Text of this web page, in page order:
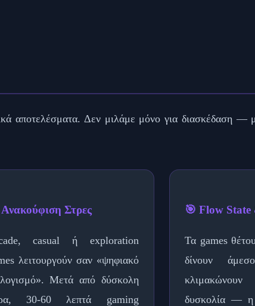
αποτελέσματα. Δεν μιλάμε μόνο για διασκέδαση —
Στρες
casual ή exploration
λειτουργούν σαν «ψηφιακό
Μετά από δύσκολη
30-60 λεπτά gaming
🎯 Flow State
Τα games
δίνουν
δυσκολία — η